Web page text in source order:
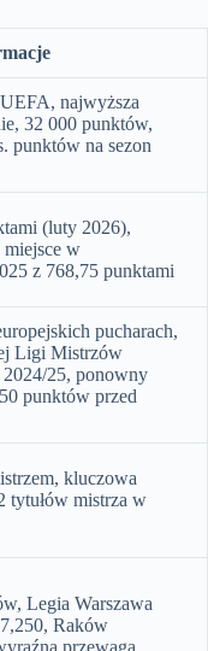
najwyższa
32 000 punktów,
punktów na sezon
(luty 2026),
miejsce w
z 768,75 punktami
pucharach,
Ligi Mistrzów
2024/25, ponowny
punktów przed
kluczowa
tytułów mistrza w
Legia Warszawa
Raków